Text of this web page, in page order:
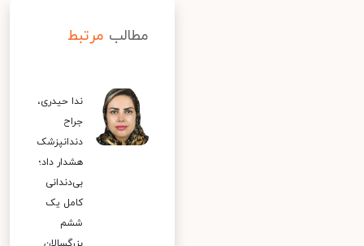
مطالب مرتبط
ندا حیدری،
جراح
دندانپزشک
هشدار داد؛
بی‌دندانی
کامل یک
ششم